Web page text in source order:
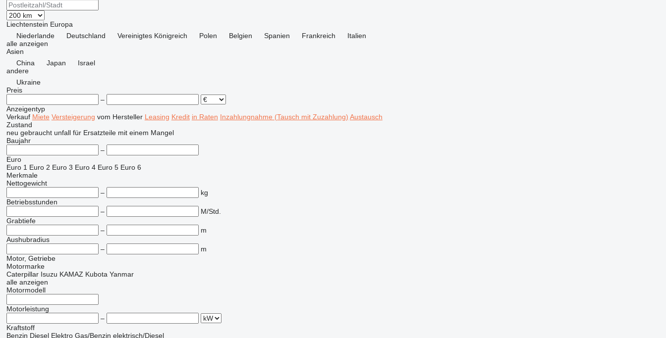
Liechtenstein Europa
Niederlande
Deutschland Vereinigtes Königreich Polen Belgien Spanien Frankreich
Italien
alle anzeigen
Asien
China
Japan
Israel
andere
Ukraine
Preis
–
Anzeigentyp
Verkauf Miete Versteigerung vom Hersteller Leasing Kredit in Raten Inzahlungnahme (Tausch mit Zuzahlung) Austausch
Zustand
neu gebraucht unfall für Ersatzteile mit einem Mangel
Baujahr
–
Euro
Euro 1 Euro 2 Euro 3 Euro 4 Euro 5 Euro 6
Merkmale
Nettogewicht
–
kg
Betriebsstunden
–
M/Std.
Grabtiefe
–
m
Aushubradius
–
m
Motor, Getriebe
Motormarke
Caterpillar Isuzu KAMAZ Kubota Yanmar
alle anzeigen
Motormodell
Motorleistung
–
Kraftstoff
Benzin Diesel Elektro Gas/Benzin elektrisch/Diesel